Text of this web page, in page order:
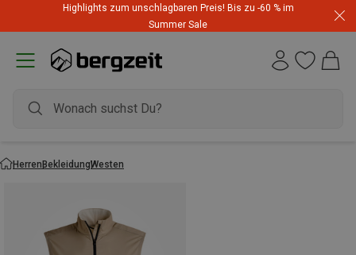
Highlights zum unschlagbaren Preis! Bis zu -60 % im
Summer Sale
HerrenBekleidungWesten